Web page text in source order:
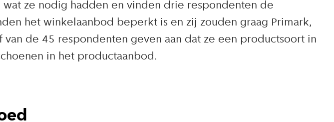
ze nodig hadden en vinden drie respondenten de
het winkelaanbod beperkt is en zij zouden graag Primark,
de 45 respondenten geven aan dat ze een productsoort in
in het productaanbod.